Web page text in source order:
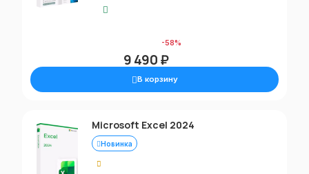
-58%
9 490 ₽
В корзину
Microsoft Excel 2024
Новинка